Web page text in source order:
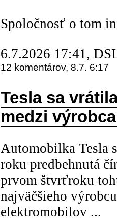
Spoločnosť o tom
6.7.2026 17:41,
12 komentárov, 8.7. 6:17
Tesla sa
medzi
Automobilka Tesla
roku predbehnutá
prvom štvrťroku
najväčšieho
elektromobilov ...